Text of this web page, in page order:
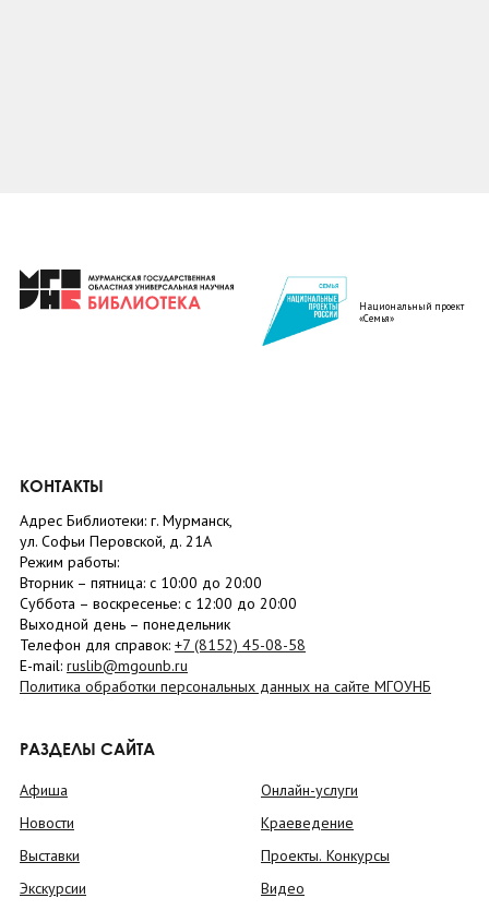
Национальный проект
«Семья»
КОНТАКТЫ
Адрес Библиотеки: г. Мурманск,
ул. Софьи Перовской, д. 21А
Режим работы:
Вторник – пятница: с 10:00 до 20:00
Суббота – воскресенье: c 12:00 до 20:00
Выходной день – понедельник
Телефон для справок: +7 (8152) 45-08-58
E-mail: ruslib@mgounb.ru
Политика обработки персональных данных на сайте МГОУНБ
РАЗДЕЛЫ САЙТА
Афиша
Новости
Выставки
Экскурсии
Онлайн-услуги
Краеведение
Проекты. Конкурсы
Видео